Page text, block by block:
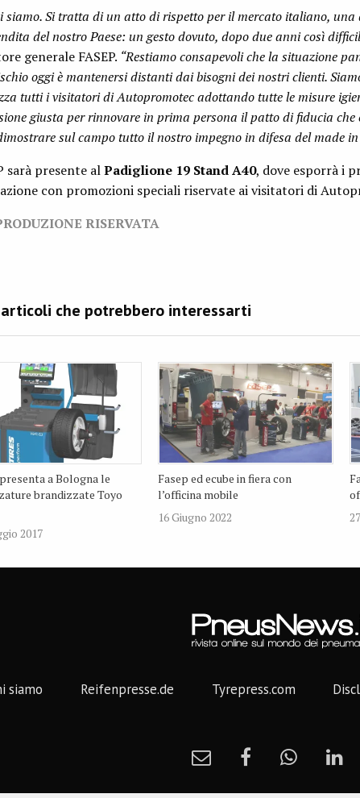
siamo. Si tratta di un atto di rispetto per il mercato italiano,
del nostro Paese: un gesto dovuto, dopo due anni così
generale FASEP. “Restiamo consapevoli che la situazione
oggi è mantenersi distanti dai bisogni dei nostri clienti.
tutti i visitatori di Autopromotec adottando tutte le misure
giusta per rinnovare in prima persona il patto di fiducia
sul campo tutto il nostro impegno in difesa del made
sarà presente alPadiglione 19 Stand A40, dove esporrà i
con promozioni speciali riservate ai visitatori di
RISERVATA
a Bologna le
brandizzate Toyo
2017
Fasep ed ecube in fiera con
l’officina mobile
16 Giugno 2022
siamo Reifenpresse.de Tyrepress.com